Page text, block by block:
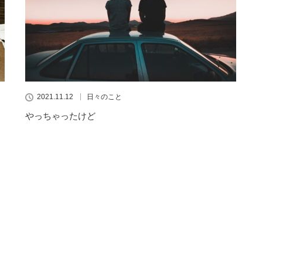
2021.11.12 日々のこと
やっちゃったけど